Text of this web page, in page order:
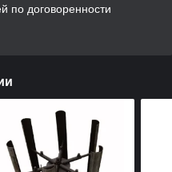
по договоренности